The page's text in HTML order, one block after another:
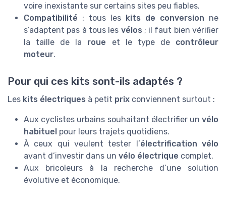
voire inexistante sur certains sites peu fiables.
Compatibilité : tous les kits de conversion ne
s’adaptent pas à tous les vélos ; il faut bien vérifier
la taille de la roue et le type de contrôleur
moteur.
Pour qui ces kits sont-ils adaptés ?
Les kits électriques à petit prix conviennent surtout :
Aux cyclistes urbains souhaitant électrifier un vélo
habituel pour leurs trajets quotidiens.
À ceux qui veulent tester l’électrification vélo
avant d’investir dans un vélo électrique complet.
Aux bricoleurs à la recherche d’une solution
évolutive et économique.